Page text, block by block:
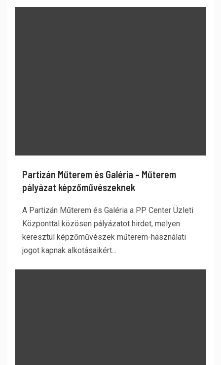
Partizán Műterem és Galéria – Műterem
pályázat képzőművészeknek
A Partizán Műterem és Galéria a PP Center Üzleti
Központtal közösen pályázatot hirdet, melyen
keresztül képzőművészek műterem-használati
jogot kapnak alkotásaikért...